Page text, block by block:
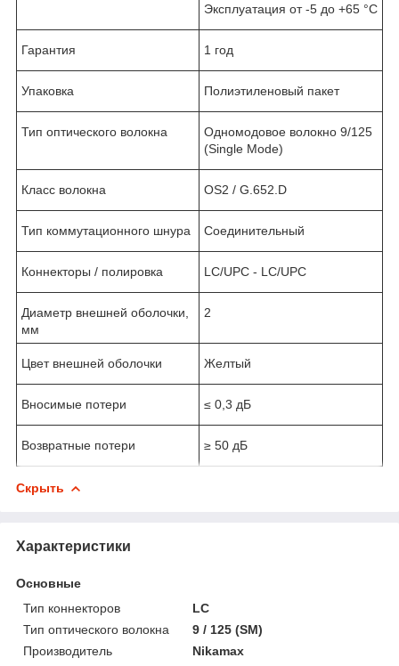
Эксплуатация от -5 до +65 °C
Гарантия 1 год
Упаковка Полиэтиленовый пакет
Тип оптического волокна
Одномодовое волокно 9/125
(Single Mode)
Класс волокна OS2 / G.652.D
Тип коммутационного шнура Соединительный
Коннекторы / полировка LC/UPC - LC/UPC
Диаметр внешней оболочки,
мм
2
Цвет внешней оболочки Желтый
Вносимые потери ≤ 0,3 дБ
Возвратные потери ≥ 50 дБ
Скрыть
Характеристики
Основные
Тип коннекторов
LC
Тип оптического волокна
9 / 125 (SM)
Производитель
Nikamax